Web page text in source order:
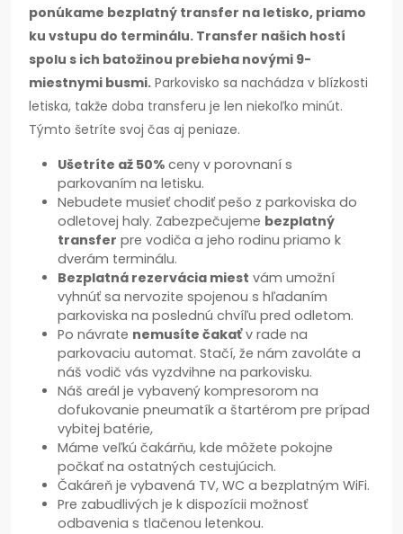
ponúkame bezplatný transfer na letisko, priamo
ku vstupu do terminálu. Transfer našich hostí
spolu s ich batožinou prebieha novými 9-
miestnymi busmi. Parkovisko sa nachádza v blízkosti
letiska, takže doba transferu je len niekoľko minút.
Týmto šetríte svoj čas aj peniaze.
Ušetríte až 50% ceny v porovnaní s
parkovaním na letisku.
Nebudete musieť chodiť pešo z parkoviska do
odletovej haly. Zabezpečujeme bezplatný
transfer pre vodiča a jeho rodinu priamo k
dverám terminálu.
Bezplatná rezervácia miest vám umožní
vyhnúť sa nervozite spojenou s hľadaním
parkoviska na poslednú chvíľu pred odletom.
Po návrate nemusíte čakaťv rade na
parkovaciu automat. Stačí, že nám zavoláte a
náš vodič vás vyzdvihne na parkovisku.
Náš areál je vybavený kompresorom na
dofukovanie pneumatík a štartérom pre prípad
vybitej batérie,
Máme veľkú čakárňu, kde môžete pokojne
počkať na ostatných cestujúcich.
Čakáreň je vybavená TV, WC a bezplatným WiFi.
Pre zabudlivých je k dispozícii možnosť
odbavenia s tlačenou letenkou.